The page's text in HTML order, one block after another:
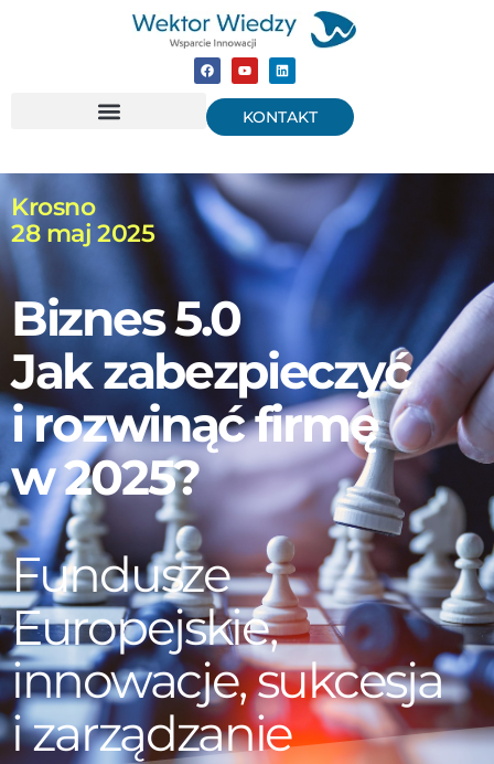
KONTAKT
Krosno
28 maj 2025
Biznes 5.0
Jak zabezpieczyć
i rozwinąć firmę
w 2025?
Fundusze
Europejskie,
innowacje, sukcesja
i zarządzanie